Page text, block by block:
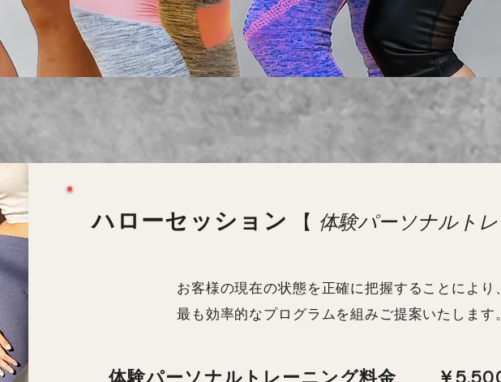
ハローセッション 【 体験パーソナルト
お客様の現在の状態を正確に把握することにより、
最も効率的なプログラムを組みご提案いたします。
​体験パーソナルトレーニング料金 ￥